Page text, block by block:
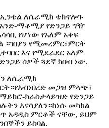
ኢንቴል ለሴራሚክ ቴክኖሎጉ
ማቆሚያ የድንጋይ ግዥ
የሆነው የአለም አቀፍ
።ገበያን የሚመረምር፣ምርት
እና የሚደራደር አለም
ሰዎች ጓደኛ ክበብ ነው.
ለሴራሚክ
መጋዝ ምላጭ፣
ክራስታላይዝድ የድንጋይ
እናሳያለን።ከነሱ መካከል
አዳዲስ ምርቶች ናቸው, ይህም
ይስባል.